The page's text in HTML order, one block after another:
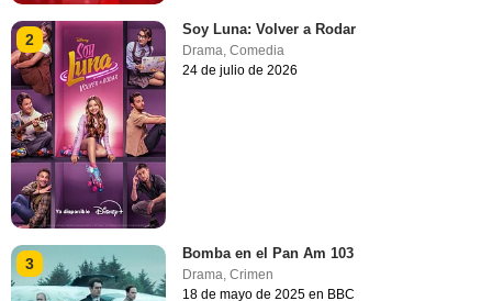
2
Soy Luna: Volver a Rodar
Drama,Comedia
24 de julio de 2026
3
Bomba en el Pan Am 103
Drama ,Crimen
18 de mayo de 2025 en BBC